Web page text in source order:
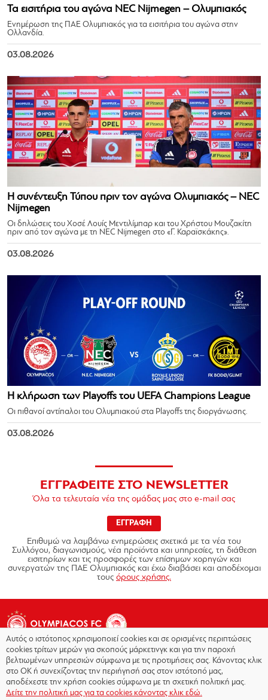
Τα εισιτήρια του αγώνα NEC Nijmegen – Ολυμπιακός
Ενημέρωση της ΠΑΕ Ολυμπιακός για τα εισιτήρια του αγώνα στην
Ολλανδία.
03.08.2026
Η συνέντευξη Τύπου πριν τον αγώνα Ολυμπιακός – NEC
Nijmegen
Οι δηλώσεις του Χοσέ Λουίς Μεντιλίμπαρ και του Χρήστου Μουζακίτη
πριν από τον αγώνα με τη NEC Nijmegen στο «Γ. Καραϊσκάκης».
03.08.2026
Η κλήρωση των Playoffs του UEFA Champions League
Οι πιθανοί αντίπαλοι του Ολυμπιακού στα Playoffs της διοργάνωσης.
03.08.2026
ΕΓΓΡΑΦΕΙΤΕ ΣΤΟ NEWSLETTER
Όλα τα τελευταία νέα της ομάδας μας στο e-mail σας
ΕΓΓΡΑΦΗ
Επιθυμώ να λαμβάνω ενημερώσεις σχετικά με τα νέα του
Συλλόγου, διαγωνισμούς, νέα προϊόντα και υπηρεσίες, τη διάθεση
εισιτηρίων και τις προσφορές των επίσημων χορηγών και
συνεργατών της ΠΑΕ Ολυμπιακός και έχω διαβάσει και αποδέχομαι
τους όρους χρήσης.
Copyright © 2026 - Olympiacos.org
Όροι χρήσης|Πολιτική Απορρήτου|Πολιτική
Αυτός ο ιστότοπος χρησιμοποιεί cookies και σε ορισμένες περιπτώσεις
cookies τρίτων μερών για σκοπούς μάρκετινγκ και για την παροχή
βελτιωμένων υπηρεσιών σύμφωνα με τις προτιμήσεις σας. Κάνοντας κλικ
στο OK ή συνεχίζοντας την περιήγησή σας στον ιστότοπό μας,
αποδέχεστε την χρήση cookies σύμφωνα με τη σχετική πολιτική μας.
Δείτε την πολιτική μας για τα cookies κάνοντας κλικ εδώ.